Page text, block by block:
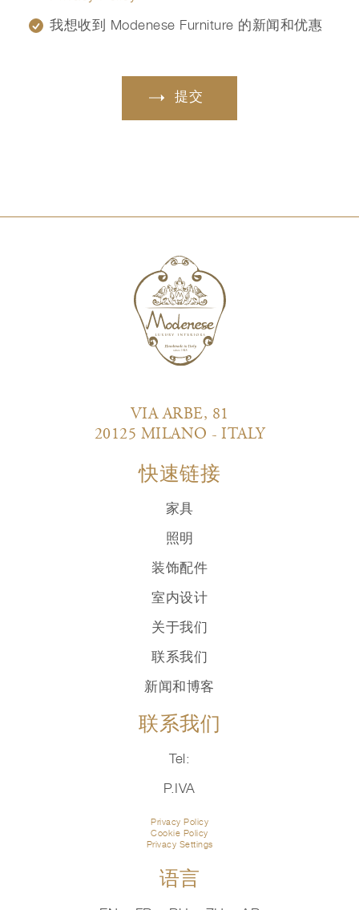
我想收到 Modenese Furniture 的新闻和优惠
提交
VIA ARBE, 81
20125 MILANO - ITALY
快速链接
家具
照明
装饰配件
室内设计
关于我们
联系我们
新闻和博客
联系我们
Tel:
P.IVA
Privacy Policy
Cookie Policy
Privacy Settings
语言